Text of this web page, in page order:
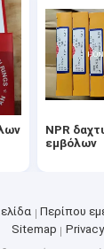
NPR
εμβόλων
Περίπου
Sitemap